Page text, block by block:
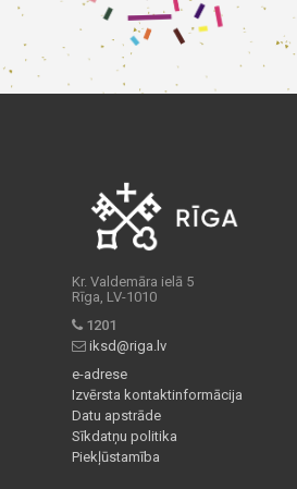
Kr. Valdemāra ielā 5
Rīga, LV-1010
1201
iksd@riga.lv
e-adrese
Izvērsta kontaktinformācija
Datu apstrāde
Sīkdatņu politika
Piekļūstamība